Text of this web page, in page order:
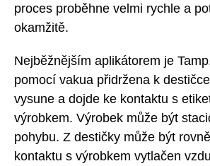
proces proběhne velmi rychle a
okamžitě.
Nejběžnějším aplikátorem je
pomocí vakua přidržena k
vysune a dojde ke kontaktu s
výrobkem. Výrobek může být
pohybu. Z destičky může být
kontaktu s výrobkem vytlačen